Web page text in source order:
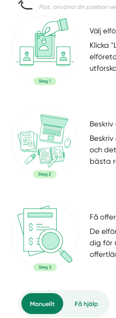
Psst, använd din position
Välj
Klicka
och
bästa
Få
De
dig för